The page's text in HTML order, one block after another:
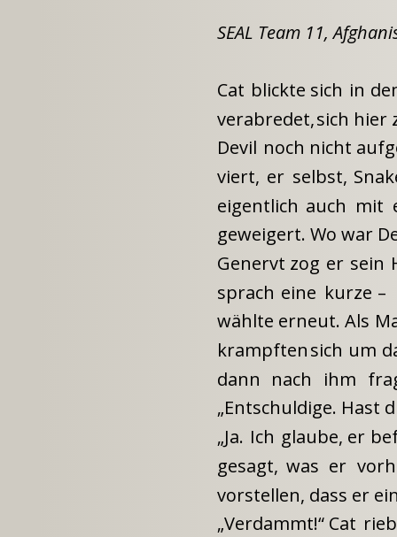
SEAL Team 11,
Cat blickte sich in
verabredet,sich hier
Devil noch nicht
viert, er selbst,
eigentlich auch mit
geweigert. Wo war
Genervt zog er sein
sprach eine kurze –
wählte erneut. Als
krampftensich um
dann nach ihm
„Entschuldige. Hast
„Ja. Ich glaube, er
gesagt, was er
vorstellen, dass er
„Verdammt!“ Cat rieb